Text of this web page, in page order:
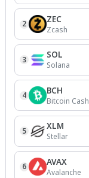
2 ZEC
Zcash
3 SOL
Solana
4 BCH
Bitcoin Cash
5 XLM
Stellar
6 AVAX
Avalanche